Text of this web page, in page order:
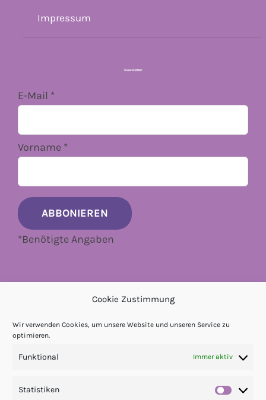
Cookie Zustimmung
Wir verwenden Cookies, um unsere Website und unseren Service zu
optimieren.
Funktional Immer aktiv
Statistiken
Impressum
Newsletter
E-Mail *
Vorname *
*Benötigte Angaben